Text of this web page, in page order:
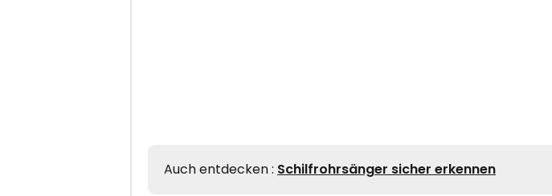
Auch entdecken : Schilfrohrsänger sicher erkennen